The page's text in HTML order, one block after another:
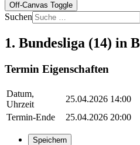
Off-Canvas Toggle
Suchen
1. Bundesliga (14) in
Termin Eigenschaften
Datum,
Uhrzeit
25.04.2026 14:00
Termin-Ende
25.04.2026 20:00
Speichern